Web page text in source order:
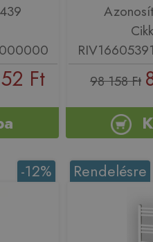
Ft 98 158 Ft
-12% Rendelésre